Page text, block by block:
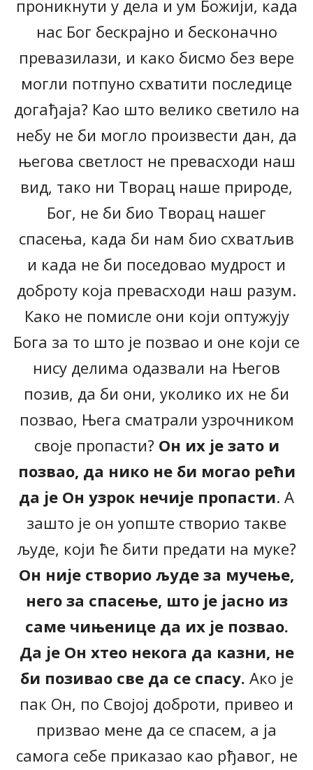
проникнути у дела и ум Божији, када
нас Бог бескрајно и бесконачно
превазилази, и како бисмо без вере
могли потпуно схватити последице
догађаја? Као што велико светило на
небу не би могло произвести дан, да
његова светлост не превасходи наш
вид, тако ни Творац наше природе,
Бог, не би био Творац нашег
спасења, када би нам био схватљив
и када не би поседовао мудрост и
доброту која превасходи наш разум.
Како не помисле они који оптужују
Бога за то што је позвао и оне који се
нису делима одазвали на Његов
позив, да би они, уколико их не би
позвао, Њега сматрали узрочником
своје пропасти? Он их је зато и
позвао, да нико не би могао рећи
да је Он узрок нечије пропасти. А
зашто је он уопште створио такве
људе, који ће бити предати на муке?
Он није створио људе за мучење,
него за спасење, што је јасно из
саме чињенице да их је позвао.
Да је Он хтео некога да казни, не
би позивао све да се спасу. Ако је
пак Он, по Својој доброти, привео и
призвао мене да се спасем, а ја
самога себе приказао као рђавог, не